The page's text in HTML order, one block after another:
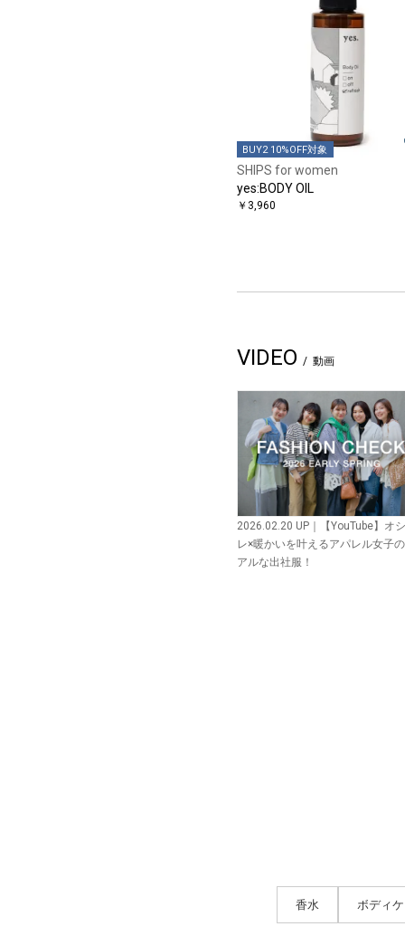
BUY2 10%OFF対象
SHIPS for women
yes:BODY OIL
￥3,960
VIDEO 動画
2026.02.20 UP｜【YouTube】オ
レ×暖かいを叶えるアパレル女子
アルな出社服！
香水 ボディ